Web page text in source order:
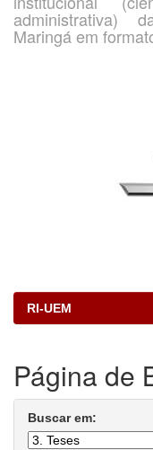
administrativa)
Maringá em
RI-UEM
Página de
Buscar em: